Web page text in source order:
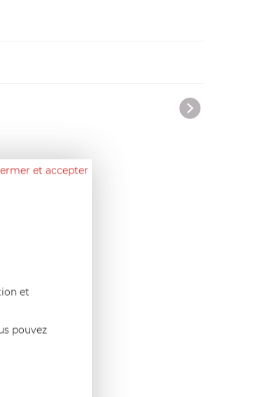
et accepter
et
pouvez